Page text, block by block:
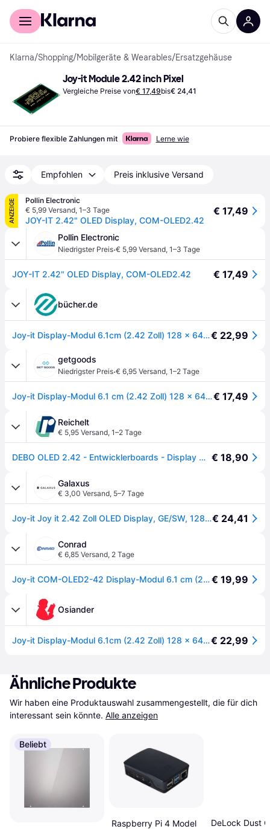
Für Shopper
Klarna/Shopping/Mobilgeräte & Wearables/Ersatzgehäuse
Joy-it Module 2.42 inch Pixel
Vergleiche Preise von€ 17,49bis€ 24,41
Probiere flexible Zahlungen mit Lerne wie
Empfohlen Preis inklusive Versand
ANZEIGE
Pollin Electronic
€ 5,99 Versand, 1–3 Tage
JOY-IT 2.42" OLED Display, COM-OLED2.42
€ 17,49
Pollin Electronic
Niedrigster Preis·€ 5,99 Versand, 1–3 Tage
JOY-IT 2.42" OLED Display, COM-OLED2.42 € 17,49
bücher.de
Joy-it Display-Modul 6.1cm (2.42 Zoll) 128 x 64 Pixel€ 22,99
getgoods
Niedrigster Preis·€ 6,95 Versand, 1–2 Tage
Joy-it Display-Modul 6.1 cm (2.42 Zoll) 128 x 64 Pixel€ 17,49
Reichelt
€ 5,95 Versand, 1–2 Tage
DEBO OLED 2.42 - Entwicklerboards - Display OLED, 2,42", 128x64 Pixel € 18,90
Galaxus
€ 3,00 Versand, 5–7 Tage
Joy-it Joy it 2.42 Zoll OLED Display, GE/SW, 128x64 Pix, Entwicklungsboard + Kit€ 24,41
Conrad
€ 6,85 Versand, 2 Tage
Joy-it COM-OLED2-42 Display-Modul 6.1 cm (2.42 Zoll) 128 x 64 Pixel - []€ 19,99
Osiander
Joy-it Display-Modul 6.1cm (2.42 Zoll) 128 x 64 Pixel€ 22,99
Ähnliche Produkte
Wir haben eine Produktauswahl zusammengestellt, die für dich
interessant sein könnte. Alle anzeigen
Beliebt
Raspberry Pi 4 Model
DeLock Dust